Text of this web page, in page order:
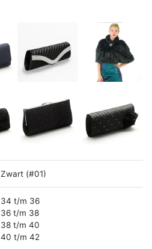
Zwart (#01)
34 t/m 36
36 t/m 38
38 t/m 40
40 t/m 42